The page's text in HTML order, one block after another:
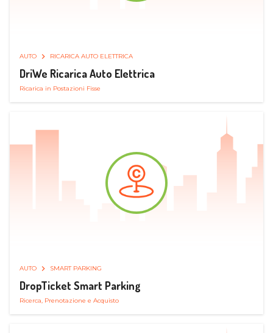
AUTO RICARICA AUTO ELETTRICA
DriWe Ricarica Auto Elettrica
Ricarica in Postazioni Fisse
AUTO SMART PARKING
DropTicket Smart Parking
Ricerca, Prenotazione e Acquisto